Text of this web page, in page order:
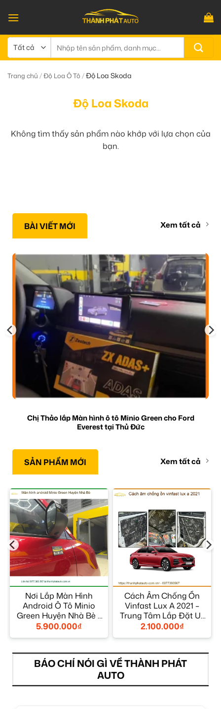
qua
dung
kiếm:
Trang chủ /Độ Loa Ô Tô /Độ Loa Skoda
Độ Loa Skoda
Không tìm thấy sản phẩm nào khớp với lựa chọn của
bạn.
BÀI VIẾT MỚI Xem tất cả
Chị Thảo lắp Màn hình ô tô Minio Green cho Ford
Everest tại Thủ Đức
SẢN PHẨM MỚI Xem tất cả
Nơi Lắp Màn Hình
Android Ô Tô Minio
Green Huyện Nhà Bè –
Giá Tốt TPHCM
5.900.000₫
Cách Âm Chống Ồn
Vinfast Lux A 2021 –
Trung Tâm Lắp Đặt Uy
Tín TPHCM
2.100.000₫
BÁO CHÍ NÓI GÌ VỀ THÀNH PHÁT
AUTO